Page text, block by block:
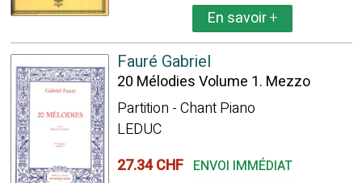
En savoir+
Fauré Gabriel
20 Mélodies Volume 1. Mezzo
Partition - Chant Piano
LEDUC
27.34 CHF ENVOI IMMÉDIAT